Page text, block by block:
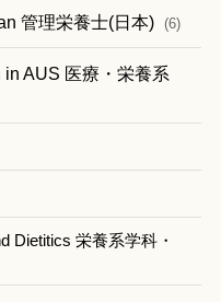
管理栄養士(日本) (6)
AUS 医療・栄養系
Dietitics 栄養系学科・